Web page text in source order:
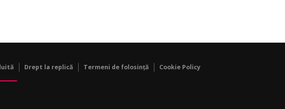
Drept la replică Termeni de folosință Cookie Policy